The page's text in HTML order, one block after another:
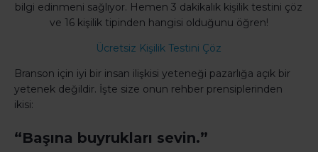
bilgi edinmeni sağlıyor. Hemen 3 dakikalık kişilik testini çöz
ve 16 kişilik tipinden hangisi olduğunu öğren!
Ücretsiz Kişilik Testini Çöz
Branson için iyi bir insan ilişkisi yeteneği pazarlığa açık bir
yetenek değildir. İşte size onun rehber prensiplerinden
ikisi:
“Başına buyrukları sevin.”